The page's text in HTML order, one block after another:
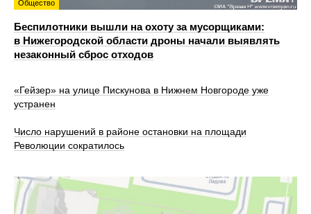
Общество
Беспилотники вышли на охоту за мусорщиками:
в Нижегородской области дроны начали выявлять
незаконный сброс отходов
«Гейзер» на улице Пискунова в Нижнем Новгороде уже
устранен
Число нарушений в районе остановки на площади
Революции сократилось